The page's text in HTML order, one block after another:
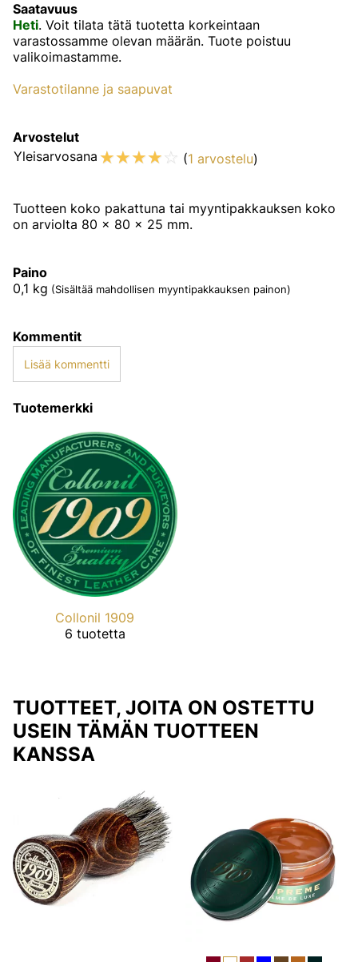
Saatavuus
Heti. Voit tilata tätä tuotetta korkeintaan
varastossamme olevan määrän. Tuote poistuu
valikoimastamme.
Varastotilanne ja saapuvat
Arvostelut
Yleisarvosana ☆☆☆☆☆ (1 arvostelu)
Tuotteen koko pakattuna tai myyntipakkauksen koko
on arviolta 80 x 80 x 25 mm.
Paino
0,1 kg (Sisältää mahdollisen myyntipakkauksen painon)
Kommentit
Lisää kommentti
Tuotemerkki
Collonil 1909
6 tuotetta
TUOTTEET, JOITA ON OSTETTU
USEIN TÄMÄN TUOTTEEN
KANSSA